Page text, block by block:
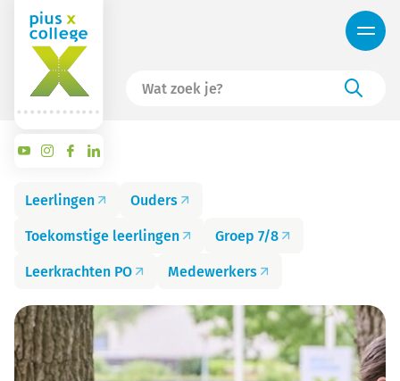
Leerlingen Ouders
Toekomstige leerlingen Groep 7/8
Leerkrachten PO Medewerkers